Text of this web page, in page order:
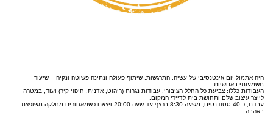
היה אתמול יום אינטנסיבי של עשיה, התרגשות, שיתוף פעולה ונתינה פשוטה ונקיה – שיעור
משמעותי באנושיות.
העבודות כללו: צביעת כל החלל הציבורי, עבודות נגרות (ריהוט, אדנית, חיפוי קיר) ועוד, במטרה
לייצר עיצוב שלם ותחושת בית לדיירי המקום.
עבדנו, כ-40 סטודנטים, משעה 8:30 ברצף עד שעה 20:00 ויצאנו כשמאחורינו מחלקה משופצת
באהבה.